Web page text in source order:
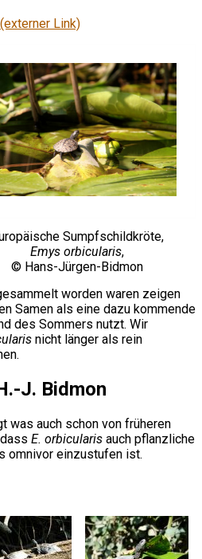
Link)
Sumpfschildkröte,
Emys orbicularis,
© Hans-Jürgen-Bidmon
worden waren zeigen
Samen als eine dazu kommende
des Sommers nutzt. Wir
nicht länger als rein
J. Bidmon
was auch schon von früheren
E. orbicularis auch pflanzliche
omnivor einzustufen ist.